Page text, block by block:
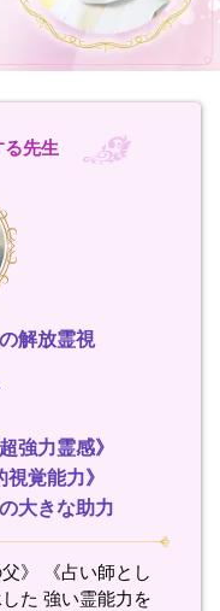
先生
解放霊視
強力霊感》
覚能力》
大きな助力
》 《占い師とし
た 強い霊能力を